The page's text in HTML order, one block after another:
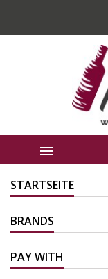

STARTSEITE
BRANDS
PAY WITH